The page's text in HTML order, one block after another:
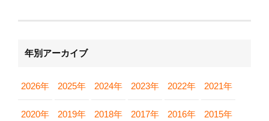
年別アーカイブ
2026年 2025年 2024年 2023年 2022年 2021年
2020年 2019年 2018年 2017年 2016年 2015年